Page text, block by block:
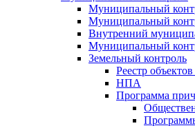
Муниципальный
Муниципальный
Внутренний
Муниципальный
Земельный контроль
Реестр
НПА
Программа